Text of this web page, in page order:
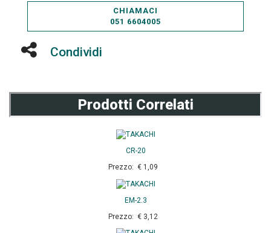
CHIAMACI
051 6604005
Condividi
Prodotti Correlati
CR-20
Prezzo: € 1,09
EM-2.3
Prezzo: € 3,12